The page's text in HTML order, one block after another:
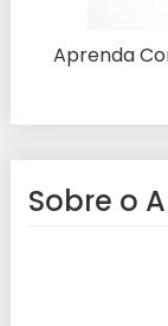
Aprenda
Sobre o